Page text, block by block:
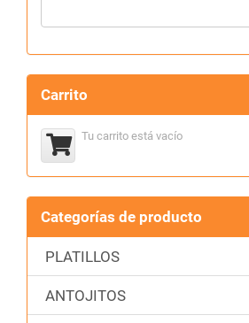
Carrito
Tu carrito está vacío
Categorías de producto
PLATILLOS
ANTOJITOS